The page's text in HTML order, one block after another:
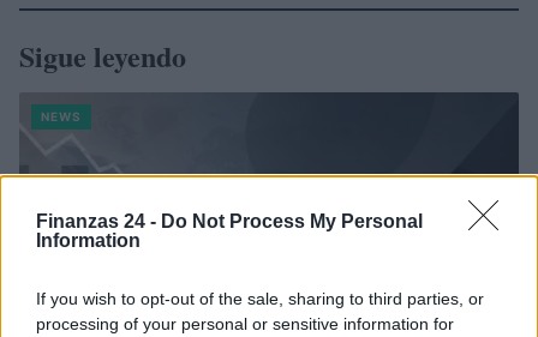
Finanzas 24 - Do Not Process My Personal
Information
If you wish to opt-out of the sale, sharing to third parties, or
processing of your personal or sensitive information for
Sigue leyendo
NEWS